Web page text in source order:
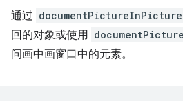
通过
回的对象或使用
问画中画窗口中的元素。